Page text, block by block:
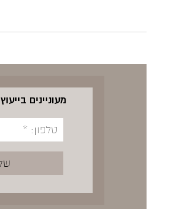
מעוניינים